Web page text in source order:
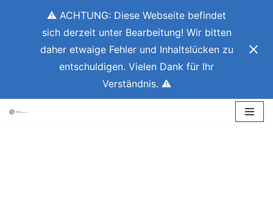
⚠ ACHTUNG: Diese Webseite befindet
sich derzeit unter Bearbeitung! Wir bitten
daher etwaige Fehler und Inhaltslücken zu
entschuldigen. Vielen Dank für Ihr
Verständnis. ⚠